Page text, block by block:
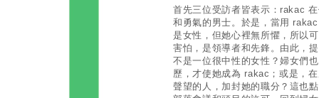
首先三位受訪者皆表示：rakac
和勇氣的男士。於是，當用
是女性，但她心裡無所懼，所以
害怕，是領導者和先鋒。由此，
不是一位很中性的女性？婦女們
歷，才使她成為 rakac；或是，
聲望的人，加封她的職分？這也